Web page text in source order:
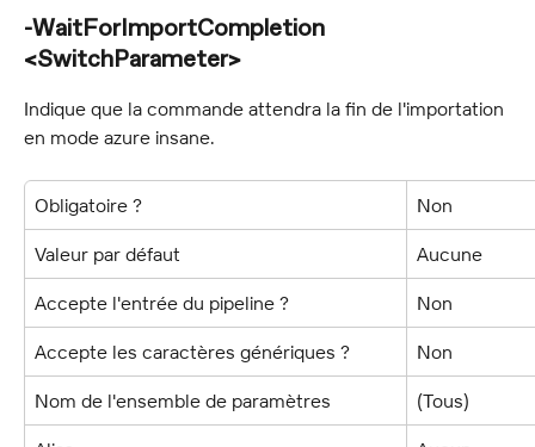
-WaitForImportCompletion
<SwitchParameter>
Indique que la commande attendra la fin de l'importation
en mode azure insane.
Obligatoire ? Non
Valeur par défaut Aucune
Accepte l'entrée du pipeline ? Non
Accepte les caractères génériques ? Non
Nom de l'ensemble de paramètres (Tous)